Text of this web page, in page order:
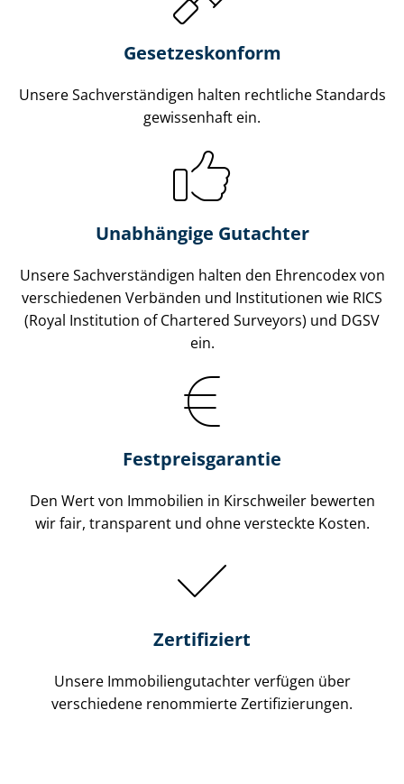
Gesetzes­konform
Unsere Sach­ver­stän­di­gen halten rechtliche Standards
gewissenhaft ein.
Unabhängige Gutachter
Unsere Sach­ver­stän­di­gen halten den Ehrencodex von
verschiedenen Verbänden und Institutionen wie RICS
(Royal Institution of Chartered Surveyors) und DGSV
ein.
Festpreis​garantie
Den Wert von Immobilien in Kirschweiler bewerten
wir fair, transparent und ohne versteckte Kosten.
Zertifiziert
Unsere Immobilien­gutachter verfügen über
verschiedene renommierte Zer­ti­fi­zie­run­gen.